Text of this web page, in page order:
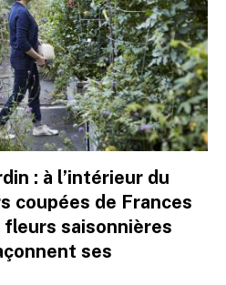
: à l’intérieur du
coupées de Frances
fleurs saisonnières
ses